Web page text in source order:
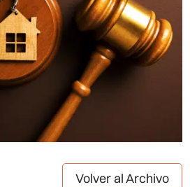
Volver al Archivo